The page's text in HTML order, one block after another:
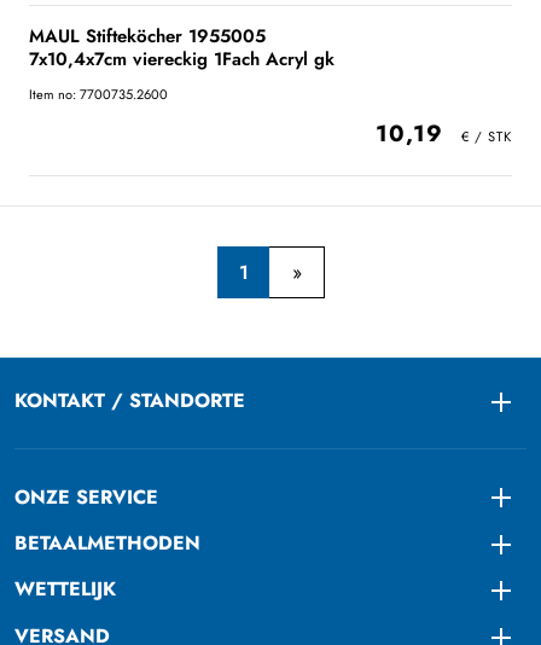
MAUL Stifteköcher 1955005
7x10,4x7cm viereckig 1Fach Acryl gk
Item no: 7700735.2600
10,19
1
KONTAKT / STANDORTE
ONZE SERVICE
BETAALMETHODEN
WETTELIJK
VERSAND